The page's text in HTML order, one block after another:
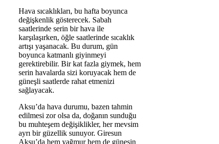
Hava sıcaklıkları, bu hafta boyunca
değişkenlik gösterecek. Sabah
saatlerinde serin bir hava ile
karşılaşırken, öğle saatlerinde sıcaklık
artışı yaşanacak. Bu durum, gün
boyunca katmanlı giyinmeyi
gerektirebilir. Bir kat fazla giymek, hem
serin havalarda sizi koruyacak hem de
güneşli saatlerde rahat etmenizi
sağlayacak.
Aksu’da hava durumu, bazen tahmin
edilmesi zor olsa da, doğanın sunduğu
bu muhteşem değişiklikler, her mevsim
ayrı bir güzellik sunuyor. Giresun
Aksu’da hem yağmur hem de güneşin